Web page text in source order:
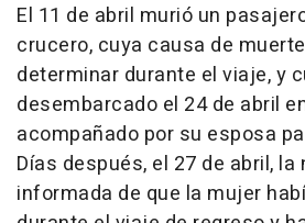
El 11 de abril murió un
crucero, cuya causa de
determinar durante el viaje, y
desembarcado el 24 de abril
acompañado por su esposa
Días después, el 27 de abril, la
informada de que la mujer